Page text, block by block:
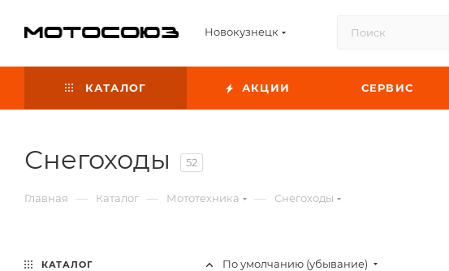
Новокузнецк
КАТАЛОГ АКЦИИ СЕРВИС
Снегоходы 52
Главная — Каталог — Мототехника — Снегоходы
По умолчанию (убывание)
КАТАЛОГ